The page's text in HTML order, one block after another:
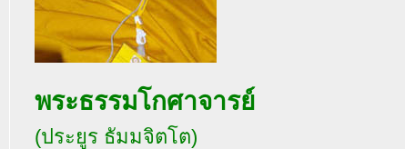
พระธรรมโกศาจารย์
(ประยูร ธัมมจิตโต)